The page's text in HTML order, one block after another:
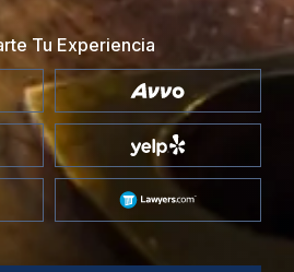
Tu Experiencia